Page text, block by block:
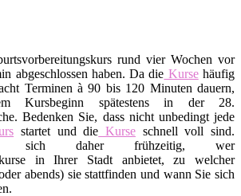
rund vier Wochen vor
abgeschlossen haben. Da die Kursehäufig
Terminen à 90 bis 120 Minuten dauern,
Kursbeginn spätestens in der 28.
Bedenken Sie, dass nicht unbedingt jede
startet und die Kurseschnell voll sind.
sich daher frühzeitig, wer
in Ihrer Stadt anbietet, zu welcher
abends) sie stattfinden und wann Sie sich